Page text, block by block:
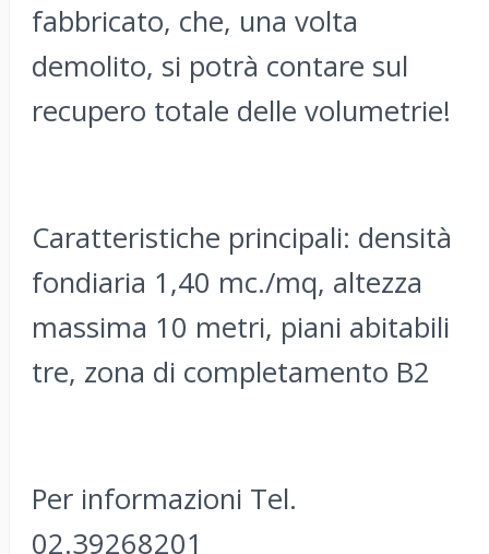
fabbricato, che, una volta
demolito, si potrà contare sul
recupero totale delle volumetrie!
Caratteristiche principali: densità
fondiaria 1,40 mc./mq, altezza
massima 10 metri, piani abitabili
tre, zona di completamento B2
Per informazioni Tel.
02.39268201